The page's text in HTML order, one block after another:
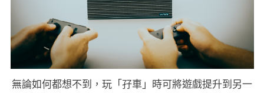
無論如何都想不到，玩「孖車」時可將遊戲提升到另一